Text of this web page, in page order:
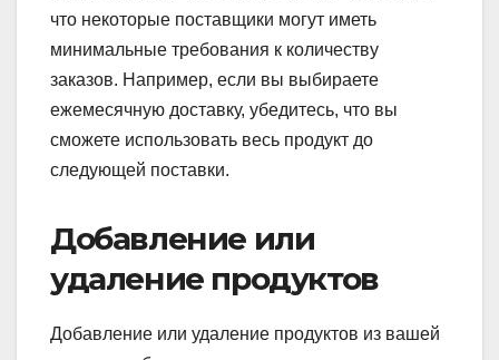
что некоторые поставщики могут иметь
минимальные требования к количеству
заказов. Например, если вы выбираете
ежемесячную доставку, убедитесь, что вы
сможете использовать весь продукт до
следующей поставки.
Добавление или
удаление продуктов
Добавление или удаление продуктов из вашей